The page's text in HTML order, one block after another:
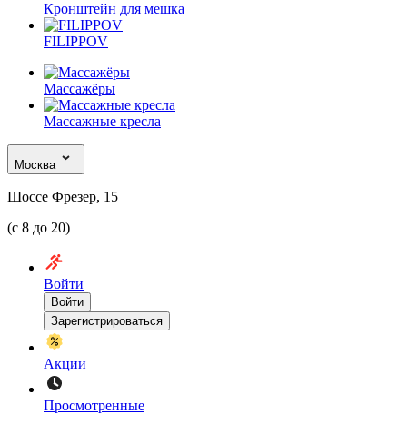
Кронштейн для мешка
FILIPPOV
Массажёры
Массажные кресла
Москва
Шоссе Фрезер, 15
(с 8 до 20)
Войти
Войти
Зарегистрироваться
Акции
Просмотренные